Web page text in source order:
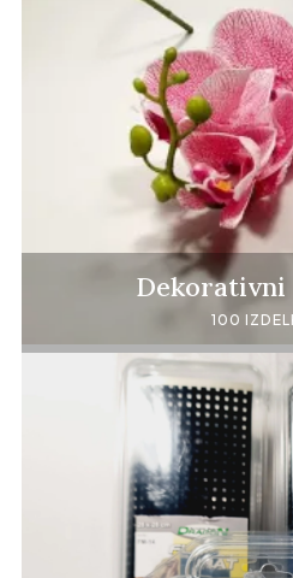
Dekorativni
100